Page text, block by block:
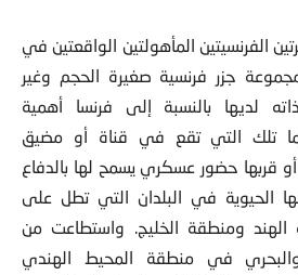
الفرنسيتين المأهولتين الواقعتين في
جزر فرنسية صغيرة الحجم وغير
لديها بالنسبة إلى فرنسا أهمية
تلك التي تقع في قناة أو مضيق
أو قربها حضور عسكري يسمح لها بالدفاع
الحيوية في البلدان التي تطل على
الهند ومنطقة الخليج. واستطاعت من
في منطقة المحيط الهندي